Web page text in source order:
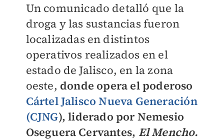
Un comunicado detalló que la
droga y las sustancias fueron
localizadas en distintos
operativos realizados en el
estado de Jalisco, en la zona
oeste, donde opera el poderoso
Cártel Jalisco Nueva Generación
(CJNG), liderado por Nemesio
Oseguera Cervantes, El Mencho.